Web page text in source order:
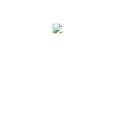
UN ECOSISTEMA